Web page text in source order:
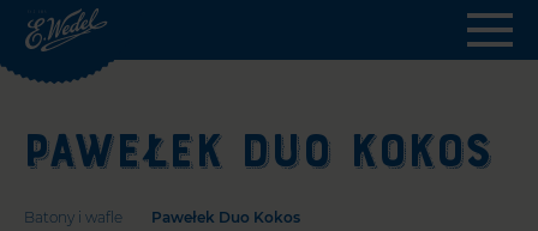
Wedel.pl
PAWEŁEK DUO KOKOS
Batony i wafle Pawełek Duo Kokos